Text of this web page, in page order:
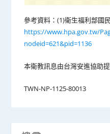
參考資料：(1)衛生福利部國
https://www.hpa.gov.tw/
nodeid=621&pid=1136
本衛教訊息由台灣安進協助
TWN-NP-1125-80013